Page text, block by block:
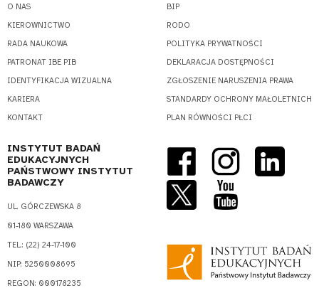
O NAS
KIEROWNICTWO
RADA NAUKOWA
PATRONAT IBE PIB
IDENTYFIKACJA WIZUALNA
KARIERA
KONTAKT
BIP
RODO
POLITYKA PRYWATNOŚCI
DEKLARACJA DOSTĘPNOŚCI
ZGŁOSZENIE NARUSZENIA PRAWA
STANDARDY OCHRONY MAŁOLETNICH
PLAN RÓWNOŚCI PŁCI
INSTYTUT BADAŃ
EDUKACYJNYCH
PAŃSTWOWY INSTYTUT
BADAWCZY
UL. GÓRCZEWSKA 8
01-180 WARSZAWA
TEL.: (22) 24-17-100
NIP: 5250008695
REGON: 000178235